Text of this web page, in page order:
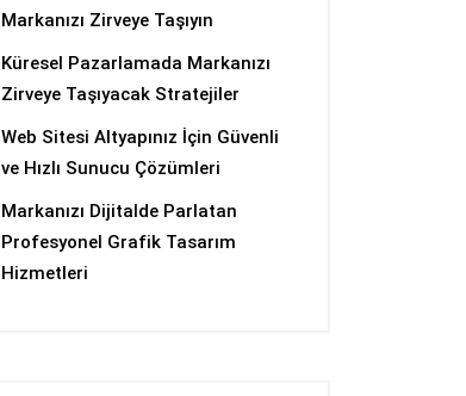
Markanızı Zirveye Taşıyın
Küresel Pazarlamada Markanızı
Zirveye Taşıyacak Stratejiler
Web Sitesi Altyapınız İçin Güvenli
ve Hızlı Sunucu Çözümleri
Markanızı Dijitalde Parlatan
Profesyonel Grafik Tasarım
Hizmetleri